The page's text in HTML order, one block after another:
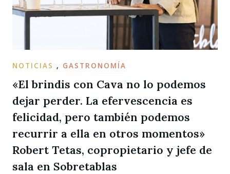
NOTICIAS , GASTRONOMÍA
«El brindis con Cava no lo podemos
dejar perder. La efervescencia es
felicidad, pero también podemos
recurrir a ella en otros momentos»
Robert Tetas, copropietario y jefe de
sala en Sobretablas